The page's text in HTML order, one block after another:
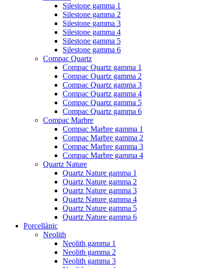
Silestone gamma 1
Silestone gamma 2
Silestone gamma 3
Silestone gamma 4
Silestone gamma 5
Silestone gamma 6
Compac Quartz
Compac Quartz gamma 1
Compac Quartz gamma 2
Compac Quartz gamma 3
Compac Quartz gamma 4
Compac Quartz gamma 5
Compac Quartz gamma 6
Compac Marbre
Compac Marbre gamma 1
Compac Marbre gamma 2
Compac Marbre gamma 3
Compac Marbre gamma 4
Quartz Nature
Quartz Nature gamma 1
Quartz Nature gamma 2
Quartz Nature gamma 3
Quartz Nature gamma 4
Quartz Nature gamma 5
Quartz Nature gamma 6
Porcellànic
Neolith
Neolith gamma 1
Neolith gamma 2
Neolith gamma 3